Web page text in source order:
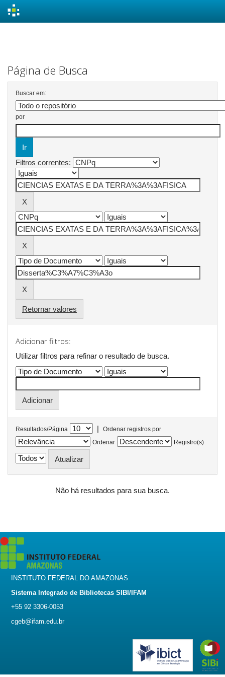
Página de Busca
Buscar em:
por
Filtros correntes:
Retornar valores
Adicionar filtros:
Utilizar filtros para refinar o resultado de busca.
Resultados/Página |
Ordenar registros por
Ordenar
Registro(s)
Não há resultados para sua busca.
INSTITUTO FEDERAL DO AMAZONAS
Sistema Integrado de Bibliotecas SIBI/IFAM
+55 92 3306-0053
cgeb@ifam.edu.br